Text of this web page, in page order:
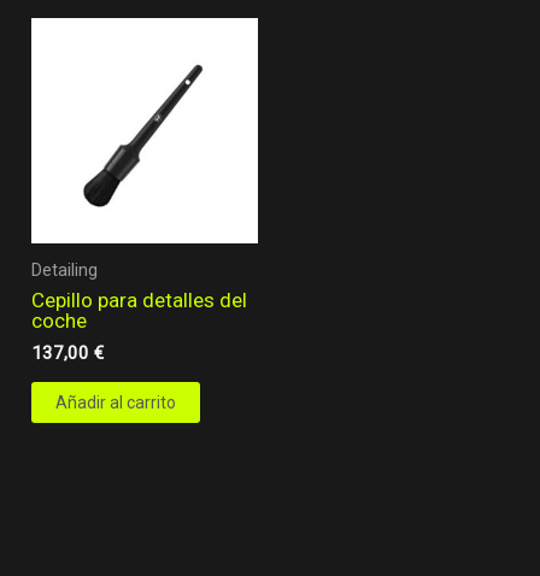
Detailing
Cepillo para detalles del
coche
137,00€
Añadir al carrito